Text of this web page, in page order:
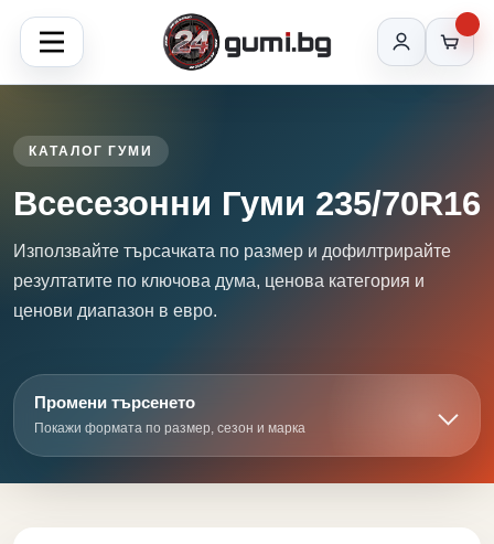
КАТАЛОГ ГУМИ
Всесезонни Гуми 235/70R16
Използвайте търсачката по размер и дофилтрирайте
резултатите по ключова дума, ценова категория и
ценови диапазон в евро.
Промени търсенето
Покажи формата по размер, сезон и марка